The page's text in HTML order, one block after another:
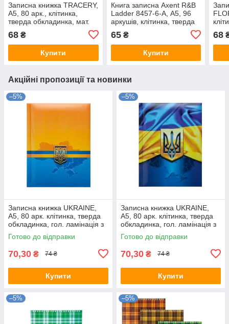
Записна книжка TRACERY,
А5, 80 арк., клітинка,
тверда обкладинка, мат.
BM.24582106-23
68 ₴
Купити
Книга записна Axent R&B
Ladder 8457-6-A, А5, 96
аркушів, клітинка, тверда
65₴
Купити
68
Акційні пропозиції та новинки
–5%
Записна книжка UKRAINE,
А5, 80 арк. клітинка, тверда
обкладинка, гол. ламінація з
поролоном : BM.
BM.24582101-02
Готово до відправки
70,30 ₴ 74 ₴
Купити
–5%
Записна книжка UKRAINE,
А5, 80 арк. клітинка, тверда
обкладинка, гол. ламінація з
поролоном : BM.24582101-03
Готово до відправки
70,30 ₴ 74 ₴
Купити
–5% –5%